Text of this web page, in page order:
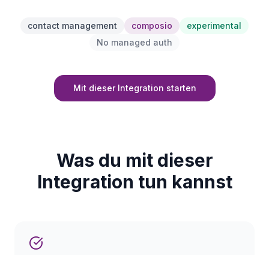
contact management composio
experimental
No managed auth
Mit dieser Integration starten
Was du mit dieser
Integration tun kannst